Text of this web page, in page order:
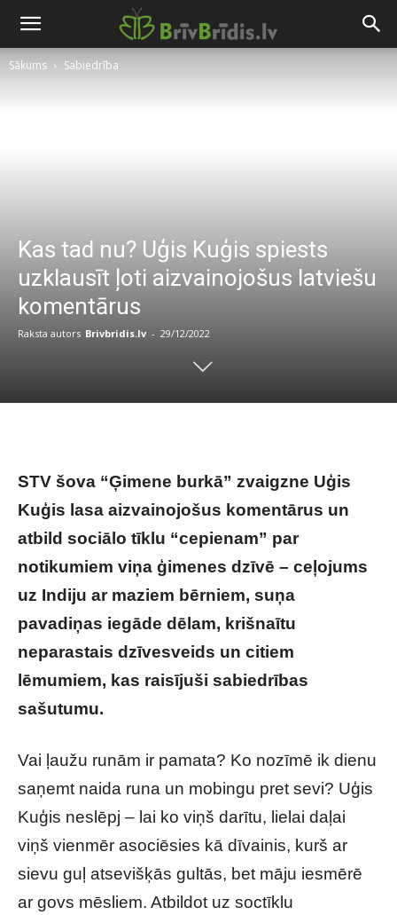
Sākums Sabiedrība
Kas tad nu? Uģis Kuģis spiests
uzklausīt ļoti aizvainojošus latviešu
komentārus
Raksta autors Brivbridis.lv - 29/12/2022
STV šova “Ģimene burkā” zvaigzne Uģis
Kuģis lasa aizvainojošus komentārus un
atbild sociālo tīklu “cepienam” par
notikumiem viņa ģimenes dzīvē – ceļojums
uz Indiju ar maziem bērniem, suņa
pavadiņas iegāde dēlam, krišnaītu
neparastais dzīvesveids un citiem
lēmumiem, kas raisījuši sabiedrības
sašutumu.
Vai ļaužu runām ir pamata? Ko nozīmē ik dienu
saņemt naida runa un mobingu pret sevi? Uģis
Kuģis neslēpj – lai ko viņš darītu, lielai daļai
viņš vienmēr asociēsies kā dīvainis, kurš ar
sievu guļ atsevišķās gultās, bet māju iesmērē
ar govs mēsliem. Atbildot uz soctīklu